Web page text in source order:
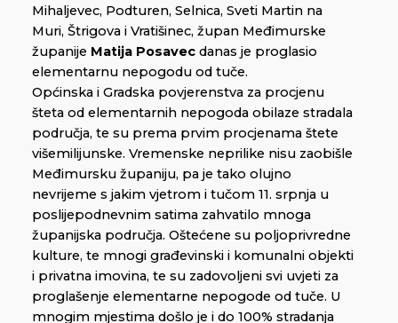
Mihaljevec, Podturen, Selnica, Sveti Martin na
Muri, Štrigova i Vratišinec, župan Međimurske
županije Matija Posavec danas je proglasio
elementarnu nepogodu od tuče.
Općinska i Gradska povjerenstva za procjenu
šteta od elementarnih nepogoda obilaze stradala
područja, te su prema prvim procjenama štete
višemilijunske. Vremenske neprilike nisu zaobišle
Međimursku županiju, pa je tako olujno
nevrijeme s jakim vjetrom i tučom 11. srpnja u
poslijepodnevnim satima zahvatilo mnoga
županijska područja. Oštećene su poljoprivredne
kulture, te mnogi građevinski i komunalni objekti
i privatna imovina, te su zadovoljeni svi uvjeti za
proglašenje elementarne nepogode od tuče. U
mnogim mjestima došlo je i do 100% stradanja